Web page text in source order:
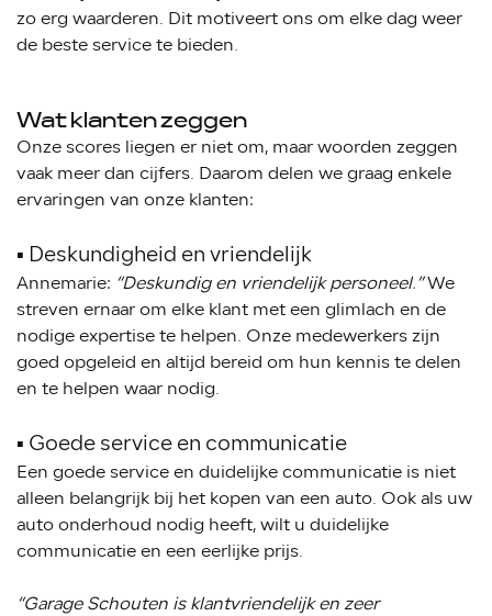
zo erg waarderen. Dit motiveert ons om elke dag weer
de beste service te bieden.
Wat klanten zeggen
Onze scores liegen er niet om, maar woorden zeggen
vaak meer dan cijfers. Daarom delen we graag enkele
ervaringen van onze klanten:
▪️ Deskundigheid en vriendelijk
Annemarie: “Deskundig en vriendelijk personeel.”We
streven ernaar om elke klant met een glimlach en de
nodige expertise te helpen. Onze medewerkers zijn
goed opgeleid en altijd bereid om hun kennis te delen
en te helpen waar nodig.
▪️ Goede service en communicatie
Een goede service en duidelijke communicatie is niet
alleen belangrijk bij het kopen van een auto. Ook als uw
auto onderhoud nodig heeft, wilt u duidelijke
communicatie en een eerlijke prijs.
“Garage Schouten is klantvriendelijk en zeer